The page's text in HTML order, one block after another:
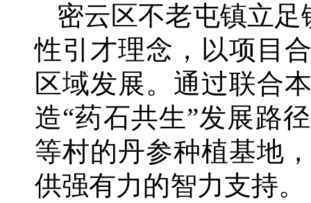
密云区不老屯镇立
性引才理念，以项目
区域发展。通过联合
造“药石共生”发展路
等村的丹参种植基地
供强有力的智力支持。